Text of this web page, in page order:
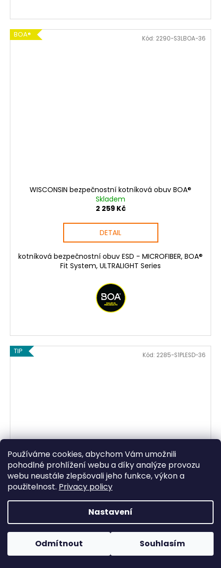
Používáme cookies, abychom Vám umožnili
pohodlné prohlížení webu a díky analýze provozu
webu neustále zlepšovali jeho funkce, výkon a
použitelnost. Privacy policy
Nastavení
Odmítnout Souhlasím
BOA®
WISCONSIN bezpečnostní kotníková obuv BOA®
Skladem
2 259 Kč
DETAIL
kotníková bezpečnostní obuv ESD - MICROFIBER, BOA®
Fit System, ULTRALIGHT Series
Kód: 2290-S3LBOA-36
TIP
CHICAGO bezpečnostní polobotka
Skladem
1 299 Kč
Kód: 2285-S1PLESD-36